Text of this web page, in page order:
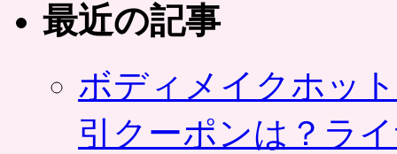
最近の記事
ボディメイクホッ
引クーポンは？ラ